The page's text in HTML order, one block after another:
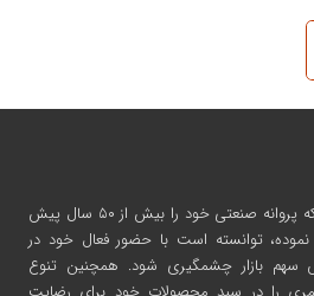
که پروانه صنعتی خود را بیش از ۵۰ سال پیش
توانسته است با حضور فعال خود در
سهم بازار چشمگیری شود. همچنین تنوع